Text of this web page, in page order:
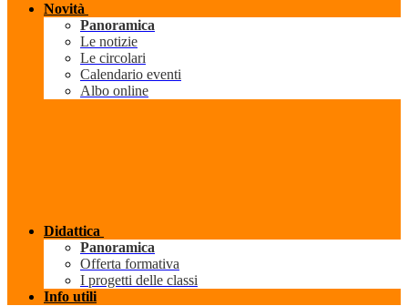
Novità
Panoramica
Le notizie
Le circolari
Calendario eventi
Albo online
Didattica
Panoramica
Offerta formativa
I progetti delle classi
Info utili